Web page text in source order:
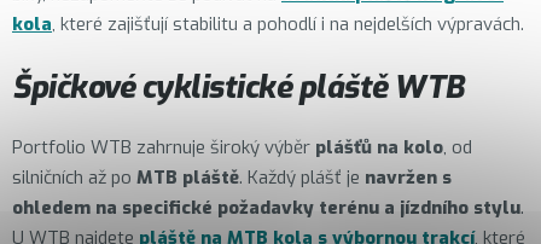
kola, které zajišťují stabilitu a pohodlí i na nejdelších výpravách.
Špičkové cyklistické pláště WTB
Portfolio WTB zahrnuje široký výběr plášťů na kolo, od
silničních až po MTB pláště. Každý plášť je navržen s
ohledem na specifické požadavky terénu a jízdního stylu.
U WTB najdete pláště na MTB kola s výbornou trakcí, které